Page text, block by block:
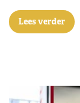
Lees verder